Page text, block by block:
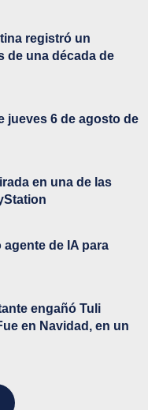
registró un
de una década de
jueves 6 de agosto de
en una de las
agente de IA para
engañó Tuli
en Navidad, en un